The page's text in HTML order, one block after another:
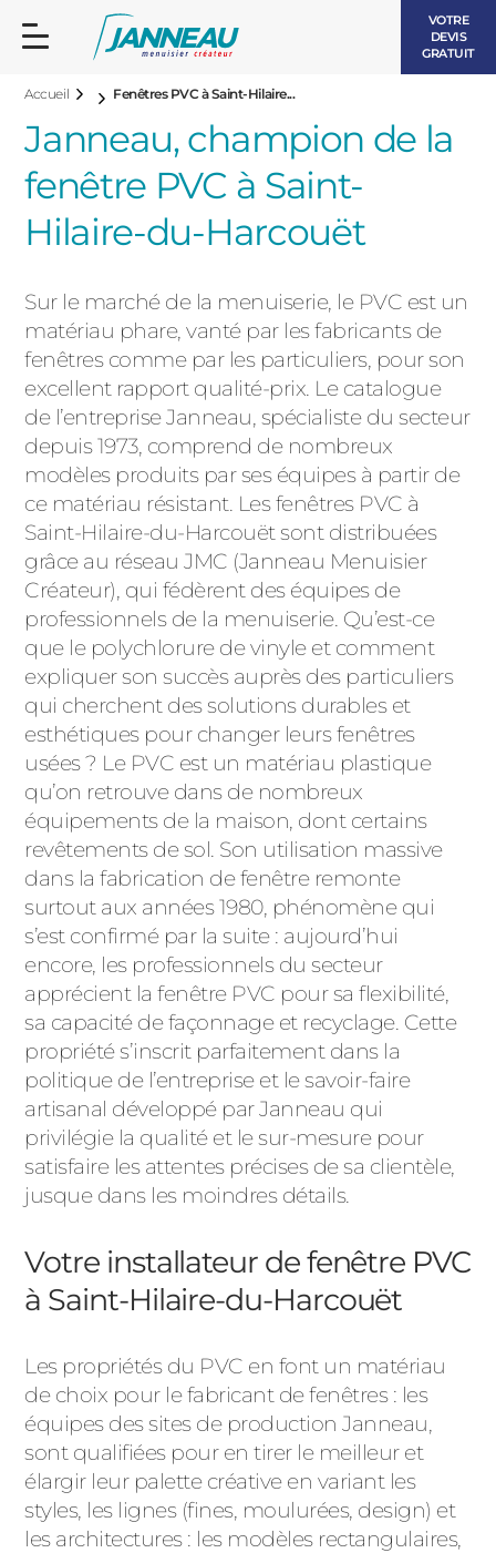
VOTRE
DEVIS
GRATUIT
Accueil Fenêtres PVC à Saint-Hilaire...
Janneau, champion de la
fenêtre PVC à Saint-
Hilaire-du-Harcouët
Sur le marché de la menuiserie, le PVC est un
matériau phare, vanté par les fabricants de
fenêtres comme par les particuliers, pour son
excellent rapport qualité-prix. Le catalogue
de l’entreprise Janneau, spécialiste du secteur
depuis 1973, comprend de nombreux
modèles produits par ses équipes à partir de
ce matériau résistant. Les fenêtres PVC à
Saint-Hilaire-du-Harcouët sont distribuées
grâce au réseau JMC (Janneau Menuisier
Créateur), qui fédèrent des équipes de
professionnels de la menuiserie. Qu’est-ce
que le polychlorure de vinyle et comment
expliquer son succès auprès des particuliers
qui cherchent des solutions durables et
esthétiques pour changer leurs fenêtres
usées ? Le PVC est un matériau plastique
qu’on retrouve dans de nombreux
équipements de la maison, dont certains
revêtements de sol. Son utilisation massive
dans la fabrication de fenêtre remonte
surtout aux années 1980, phénomène qui
s’est confirmé par la suite : aujourd’hui
encore, les professionnels du secteur
apprécient la fenêtre PVC pour sa flexibilité,
sa capacité de façonnage et recyclage. Cette
propriété s’inscrit parfaitement dans la
politique de l’entreprise et le savoir-faire
artisanal développé par Janneau qui
privilégie la qualité et le sur-mesure pour
satisfaire les attentes précises de sa clientèle,
jusque dans les moindres détails.
Votre installateur de fenêtre PVC
à Saint-Hilaire-du-Harcouët
Les propriétés du PVC en font un matériau
de choix pour le fabricant de fenêtres : les
équipes des sites de production Janneau,
sont qualifiées pour en tirer le meilleur et
élargir leur palette créative en variant les
styles, les lignes (fines, moulurées, design) et
les architectures : les modèles rectangulaires,
FENÊTRES ET PORTES-FENÊTRES
BOIS
PVC
ALUMINIUM
ACIER
BAIES VITRÉES
PORTES D’ENTRÉELES INTEMPORELLES
LES LUMINEUSES
VOLETS ROULANTS
PERGOLAS
PORTAILS ET PORTILLONS
CARPORTS
CLÔTURES